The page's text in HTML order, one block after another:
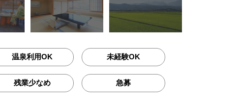
温泉利用OK 未経験OK
残業少なめ 急募